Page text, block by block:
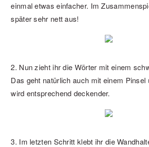
einmal etwas einfacher. Im
später sehr nett aus!
2. Nun zieht ihr die Wörter mit einem
Das geht natürlich auch mit einem Pinsel
wird entsprechend deckender.
3. Im letzten Schritt klebt ihr die